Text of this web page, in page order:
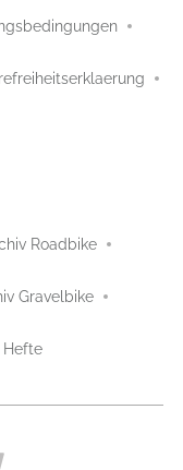
Roadbike
Gravelbike
Hefte